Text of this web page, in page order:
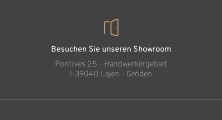
Besuchen Sie unseren Showroom
Pontives 25 - Handwerkergebiet
l-39040 Lajen - Gröden